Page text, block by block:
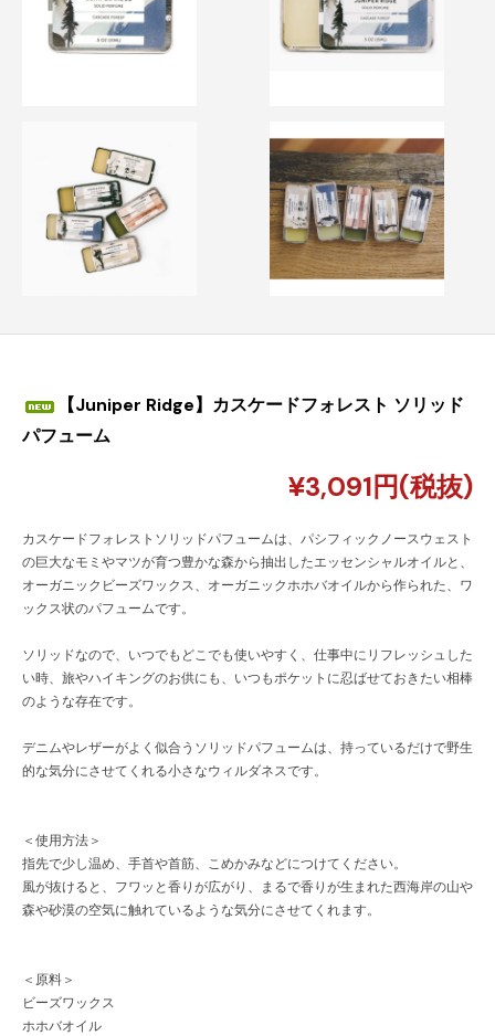
【Juniper Ridge】カスケードフォレスト ソリッド
パフューム
¥3,091円(税抜)
カスケードフォレストソリッドパフュームは、パシフィックノースウェスト
の巨大なモミやマツが育つ豊かな森から抽出したエッセンシャルオイルと、
オーガニックビーズワックス、オーガニックホホバオイルから作られた、ワ
ックス状のパフュームです。
ソリッドなので、いつでもどこでも使いやすく、仕事中にリフレッシュした
い時、旅やハイキングのお供にも、いつもポケットに忍ばせておきたい相棒
のような存在です。
デニムやレザーがよく似合うソリッドパフュームは、持っているだけで野生
的な気分にさせてくれる小さなウィルダネスです。
＜使用方法＞
指先で少し温め、手首や首筋、こめかみなどにつけてください。
風が抜けると、フワッと香りが広がり、まるで香りが生まれた西海岸の山や
森や砂漠の空気に触れているような気分にさせてくれます。
＜原料＞
ビーズワックス
ホホバオイル